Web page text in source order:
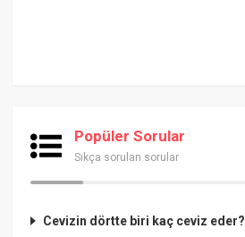
Popüler Sorular
Sıkça sorulan sorular
Cevizin dörtte biri kaç ceviz eder?